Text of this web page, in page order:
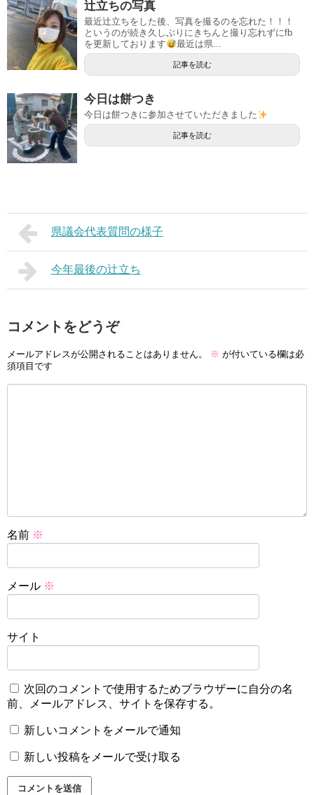
辻立ちの写真
最近辻立ちをした後、写真を撮るのを忘れた！！！
というのが続き久しぶりにきちんと撮り忘れずにfb
を更新しております
最近は県...
記事を読む
今日は餅つき
今日は餅つきに参加させていただきました
記事を読む
県議会代表質問の様子
今年最後の辻立ち
コメントをどうぞ
メールアドレスが公開されることはありません。 ※ が付いている欄は必
須項目です
名前 ※
メール ※
サイト
次回のコメントで使用するためブラウザーに自分の名
前、メールアドレス、サイトを保存する。
新しいコメントをメールで通知
新しい投稿をメールで受け取る